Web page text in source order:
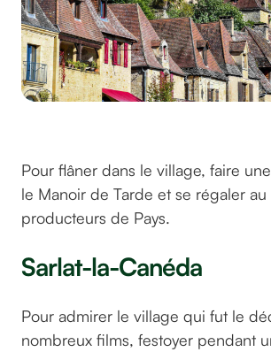
Pour flâner dans le village, faire
le Manoir de Tarde et se régaler
producteurs de Pays.
Sarlat-la-Canéda
Pour admirer le village qui fut le
nombreux films, festoyer pendant